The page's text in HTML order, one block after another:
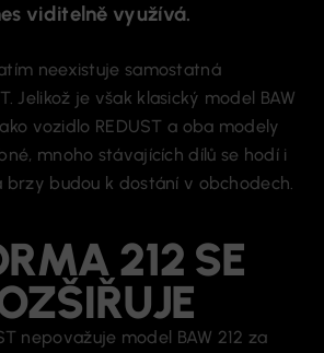
viditelně využívá.
neexistuje samostatná
Jelikož je však klasický model BAW
vozidlo REDUST a oba modely
mnoho stávajících dílů se hodí i
budou k dostání v obchodech.
212 SE
nepovažuje model BAW 212 za